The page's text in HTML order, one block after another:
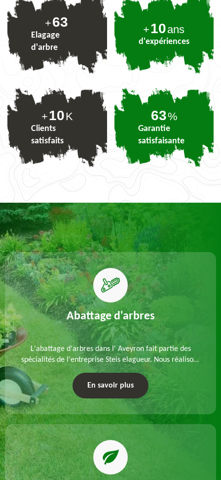
+77
Elagage
d'arbre
+10ans
d'expériences
+10K
Clients
satisfaits
77%
Garantie
satisfaisante
Abattage d'arbres
L'abattage d'arbres dans l' Aveyron fait partie des
spécialités de l'entreprise Steis elagueur. Nous réalisons
un abattage direct ou par démontage, tenant compte
des particularités du site et des végétaux.
En savoir plus